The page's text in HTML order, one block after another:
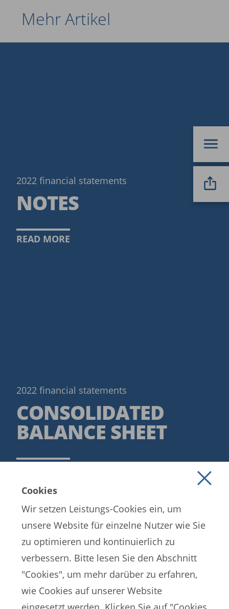
Mehr Artikel
2022 financial statements
NOTES
READ MORE
2022 financial statements
CONSOLIDATED
BALANCE SHEET
EN ES FR
Cookies
Wir setzen Leistungs-Cookies ein, um
unsere Website für einzelne Nutzer wie Sie
zu optimieren und kontinuierlich zu
verbessern. Bitte lesen Sie den Abschnitt
"Cookies", um mehr darüber zu erfahren,
wie Cookies auf unserer Website